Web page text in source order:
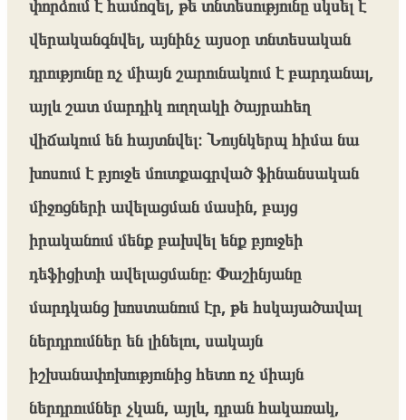
փորձում է համոզել, թե տնտեսությունը սկսել է
վերականգնվել, այնինչ այսօր տնտեսական
դրությունը ոչ միայն շարունակում է բարդանալ,
այլև շատ մարդիկ ուղղակի ծայրահեղ
վիճակում են հայտնվել։ Նույնկերպ հիմա նա
խոսում է բյուջե մուտքագրված ֆինանսական
միջոցների ավելացման մասին, բայց
իրականում մենք բախվել ենք բյուջեի
դեֆիցիտի ավելացմանը։ Փաշինյանը
մարդկանց խոստանում էր, թե հսկայածավալ
ներդրումներ են լինելու, սակայն
իշխանափոխությունից հետո ոչ միայն
ներդրումներ չկան, այլև, դրան հակառակ,